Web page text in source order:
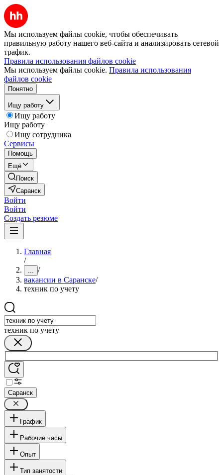
Мы используем файлы cookie, чтобы обеспечивать
правильную работу нашего веб-сайта и анализировать сетевой
трафик.
Правила использования файлов cookie
Мы используем файлы cookie. Правила использования
файлов cookie
Понятно
Ищу работу
Ищу работу
Ищу работу
Ищу сотрудника
Сервисы
Помощь
Ещё
Поиск
Саранск
Войти
Войти
Создать резюме
Главная
/
... /
вакансии в Саранске/
техник по учету
техник по учету
Саранск
График
Рабочие часы
Опыт
Тип занятости